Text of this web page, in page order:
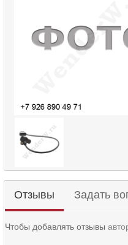
Отзывы Задать
Чтобы добавлять отзывы